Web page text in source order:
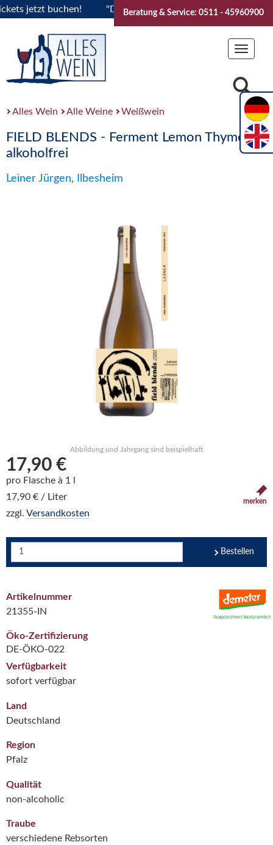
jetzt buchen! "Das Sommerfest 2026" Vive la
Beratung & Service: 0511 - 45960900
Toggle
Alles Wein Alle Weine Weißwein
FIELD BLENDS - Ferment Lemon Thyme
alkoholfrei
Leiner Jürgen, Ilbesheim
Abbildung und Jahrgang sind beispielhaft
17,90 €
pro Flasche à 1 l
17,90 € / Liter
zzgl. Versandkosten
merken
Bestellen
Artikelnummer
21355-IN
Öko-Zertifizierung
DE-ÖKO-022
Verfügbarkeit
sofort verfügbar
Land
Deutschland
Region
Pfalz
Qualität
non-alcoholic
Traube
verschiedene Rebsorten